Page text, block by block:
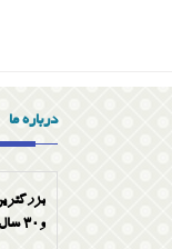
پاک
پاک
درباره ما
و30 سال سابقه در اصفهان آماده ارائه خدمات به صورت تضمینی میباشد شماره تماس 03133336768